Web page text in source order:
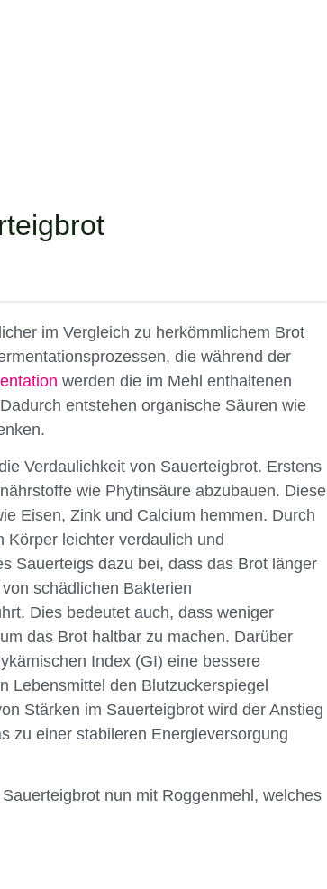
im Vergleich zu herkömmlichem Brot
die während der
werden die im Mehl enthaltenen
entstehen organische Säuren wie
Verdaulichkeit von Sauerteigbrot. Erstens
wie Phytinsäure abzubauen. Diese
Eisen, Zink und Calcium hemmen. Durch
Körper leichter verdaulich und
Sauerteigs dazu bei, dass das Brot länger
schädlichen Bakterien
Dies bedeutet auch, dass weniger
das Brot haltbar zu machen. Darüber
Index (GI) eine bessere
Lebensmittel den Blutzuckerspiegel
Stärken im Sauerteigbrot wird der Anstieg
zu einer stabileren Energieversorgung
nun mit Roggenmehl, welches